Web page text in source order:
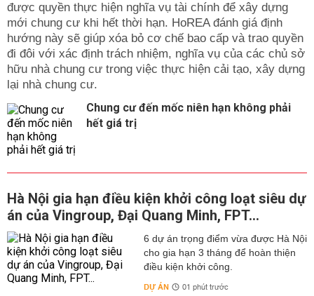
được quyền thực hiện nghĩa vụ tài chính để xây dựng
mới chung cư khi hết thời hạn. HoREA đánh giá định
hướng này sẽ giúp xóa bỏ cơ chế bao cấp và trao quyền
đi đôi với xác định trách nhiệm, nghĩa vụ của các chủ sở
hữu nhà chung cư trong việc thực hiện cải tạo, xây dựng
lại nhà chung cư.
Chung cư đến mốc niên hạn không phải
hết giá trị
Hà Nội gia hạn điều kiện khởi công loạt siêu dự
án của Vingroup, Đại Quang Minh, FPT...
6 dự án trọng điểm vừa được Hà Nội
cho gia hạn 3 tháng để hoàn thiện
điều kiện khởi công.
DỰ ÁN 01 phút trước